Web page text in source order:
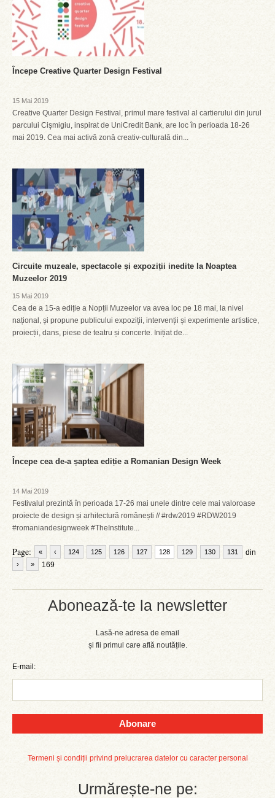
Abonează-te la newsletter
Lasă-ne adresa de email
și fii primul care află noutățile.
E-mail:
Abonare
Termeni și condiții privind prelucrarea datelor cu caracter personal
Urmărește-ne pe:
Începe Creative Quarter Design Festival
15 Mai 2019
Creative Quarter Design Festival, primul mare festival al cartierului din jurul
parcului Cişmigiu, inspirat de UniCredit Bank, are loc în perioada 18-26
mai 2019. Cea mai activă zonă creativ-culturală din...
Circuite muzeale, spectacole și expoziții inedite la Noaptea
Muzeelor 2019
15 Mai 2019
Cea de a 15-a ediție a Nopții Muzeelor va avea loc pe 18 mai, la nivel
național, și propune publicului expoziții, intervenții și experimente artistice,
proiecții, dans, piese de teatru și concerte. Inițiat de...
Începe cea de-a șaptea ediție a Romanian Design Week
14 Mai 2019
Festivalul prezintă în perioada 17-26 mai unele dintre cele mai valoroase
proiecte de design și arhitectură românești // #rdw2019 #RDW2019
#romaniandesignweek #TheInstitute...
Page: « ‹ 124 125 126 127 128 129 130 131
din
169
› »